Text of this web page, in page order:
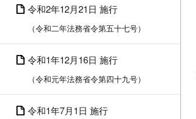
令和2年12月21日 施行
（令和二年法務省令第五十七号）
令和1年12月16日 施行
（令和元年法務省令第四十九号）
令和1年7月1日 施行